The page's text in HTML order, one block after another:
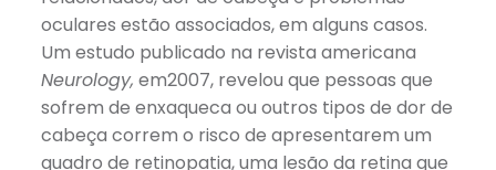
oculares estão associados, em alguns casos.
Um estudo publicado na revista americana
Neurology, em2007, revelou que pessoas que
sofrem de enxaqueca ou outros tipos de dor de
cabeça correm o risco de apresentarem um
quadro de retinopatia, uma lesão da retina que